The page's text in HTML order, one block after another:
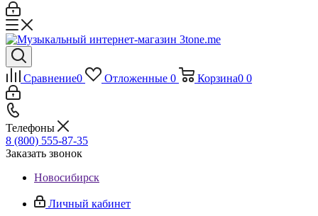
Сравнение0 Отложенные 0 Корзина0 0
Телефоны
8 (800) 555-87-35
Заказать звонок
Новосибирск
Личный кабинет